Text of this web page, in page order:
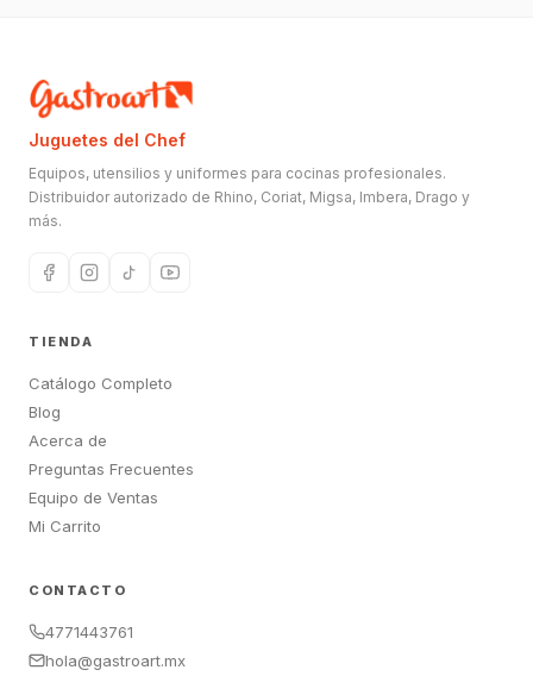
Juguetes del Chef
Equipos, utensilios y uniformes para cocinas profesionales.
Distribuidor autorizado de Rhino, Coriat, Migsa, Imbera, Drago y
más.
TIENDA
Catálogo Completo
Blog
Acerca de
Preguntas Frecuentes
Equipo de Ventas
Mi Carrito
CONTACTO
4771443761
hola@gastroart.mx